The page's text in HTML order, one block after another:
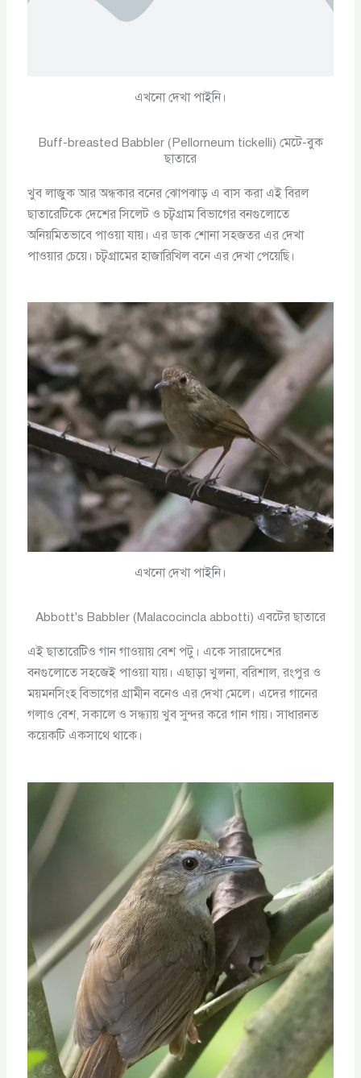
এখনো দেখা পাইনি।
Buff-breasted Babbler (Pellorneum tickelli) মেটে-বুক
ছাতারে
খুব লাজুক আর অন্ধকার বনের ঝোপঝাড় এ বাস করা এই বিরল
ছাতারেটিকে দেশের সিলেট ও চট্বগ্রাম বিভাগের বনগুলোতে
অনিয়মিতভাবে পাওয়া যায়। এর ডাক শোনা সহজতর এর দেখা
পাওয়ার চেয়ে। চট্বগ্রামের হাজারিখিল বনে এর দেখা পেয়েছি।
এখনো দেখা পাইনি।
Abbott's Babbler (Malacocincla abbotti) এবটের ছাতারে
এই ছাতারেটিও গান গাওয়ায় বেশ পটু। একে সারাদেশের
বনগুলোতে সহজেই পাওয়া যায়। এছাড়া খুলনা, বরিশাল, রংপুর ও
ময়মনসিংহ বিভাগের গ্রামীন বনেও এর দেখা মেলে। এদের গানের
গলাও বেশ, সকালে ও সন্ধ্যায় খুব সুন্দর করে গান গায়। সাধারনত
কয়েকটি একসাথে থাকে।